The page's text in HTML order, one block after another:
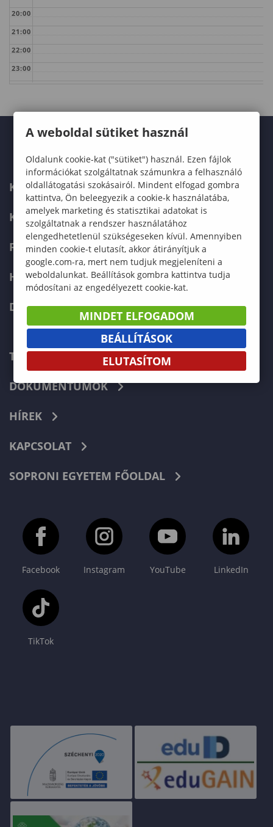
20:00
21:00
22:00
23:00
KARUNK
KÉPZÉSEK
FELVÉTELIZŐKNEK
HALLGATÓKNAK
DOKTORI ISKOLA
TELEFONKÖNYV
DOKUMENTUMOK
HÍREK
KAPCSOLAT
SOPRONI EGYETEM FŐOLDAL
Facebook Instagram YouTube LinkedIn
TikTok
A weboldal sütiket használ
Oldalunk cookie-kat ("sütiket") használ. Ezen fájlok
információkat szolgáltatnak számunkra a felhasználó
oldallátogatási szokásairól. Mindent elfogad gombra
kattintva, Ön beleegyezik a cookie-k használatába,
amelyek marketing és statisztikai adatokat is
szolgáltatnak a rendszer használatához
elengedhetetlenül szükségeseken kívül. Amennyiben
minden cookie-t elutasít, akkor átirányítjuk a
google.com-ra, mert nem tudjuk megjeleníteni a
weboldalunkat. Beállítások gombra kattintva tudja
módosítani az engedélyezett cookie-kat.
MINDET ELFOGADOM
BEÁLLÍTÁSOK
ELUTASÍTOM